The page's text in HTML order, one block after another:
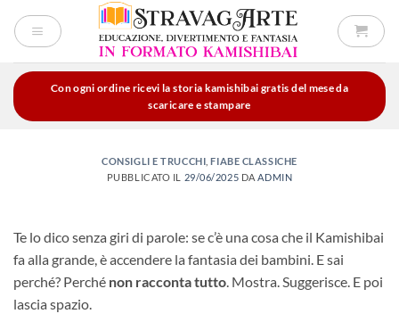
Con ogni ordine ricevi la storia kamishibai gratis del mese da
scaricare e stampare
CONSIGLI E TRUCCHI ,FIABE CLASSICHE
PUBBLICATO IL
29/06/2025 DA ADMIN
Te lo dico senza giri di parole: se c’è una cosa che il Kamishibai
fa alla grande, è accendere la fantasia dei bambini. E sai
perché? Perché non racconta tutto . Mostra. Suggerisce. E poi
lascia spazio.